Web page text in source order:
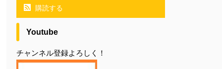
購読する
Youtube
チャンネル登録よろしく！